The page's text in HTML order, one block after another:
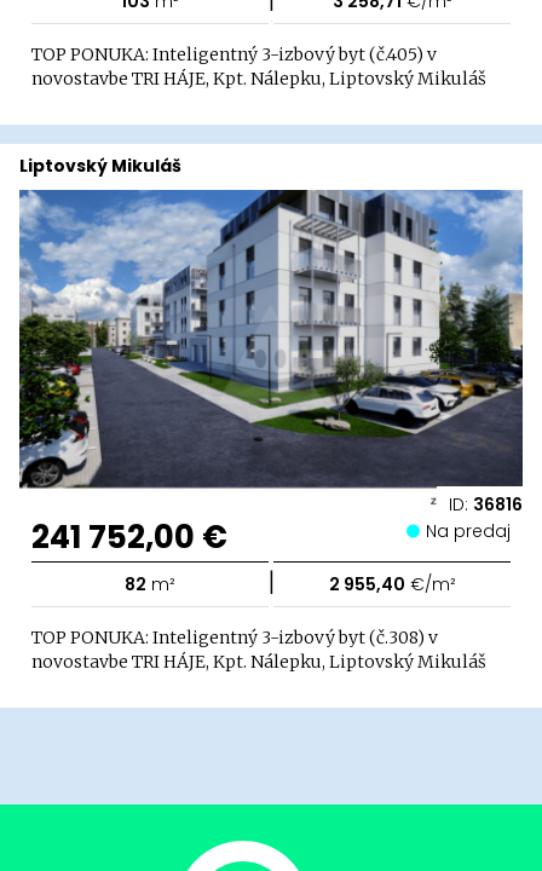
TOP PONUKA: Inteligentný 3-izbový byt (č.405) v
novostavbe TRI HÁJE, Kpt. Nálepku, Liptovský Mikuláš
ID: 36816
Liptovský Mikuláš
241 752,00 € Na predaj
82 m² | 2 955,40 €/m²
TOP PONUKA: Inteligentný 3-izbový byt (č.308) v
novostavbe TRI HÁJE, Kpt. Nálepku, Liptovský Mikuláš